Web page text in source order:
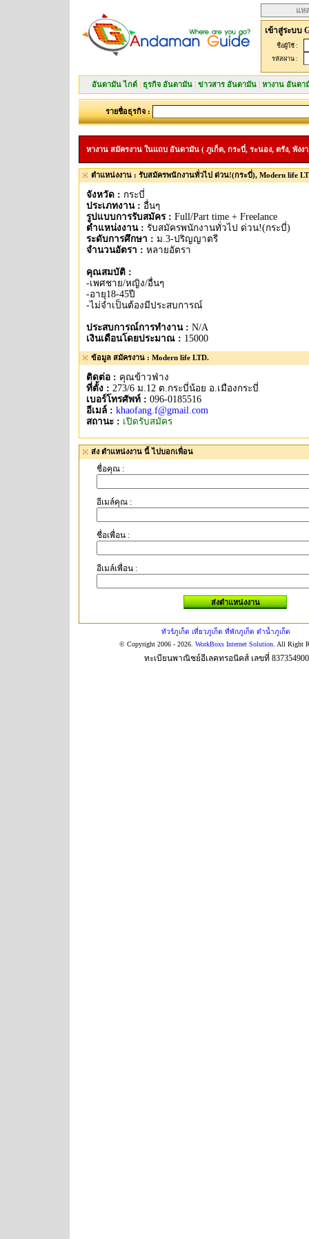
แห
เข้าสู่ระบบ
ชื่อผู้ใช้ :
รหัสผ่าน :
อันดามัน ไกด์ | ธุรกิจ อันดามัน | ข่าวสาร อันดามัน | หางาน อันดา
รายชื่อธุรกิจ :
หางาน สมัครงาน ในแถบ อันดามัน ( ภูเก็ต, กระบี่, ระนอง, ตรัง, พังง
ตำแหน่งงาน : รับสมัครพนักงานทั่วไป ด่วน!(กระบี่), Modern life
จังหวัด : กระบี่
ประเภทงาน : อื่นๆ
รูปแบบการรับสมัคร : Full/Part time + Freelance
ตำแหน่งงาน : รับสมัครพนักงานทั่วไป ด่วน!(กระบี่)
ระดับการศึกษา : ม.3-ปริญญาตรี
จำนวนอัตรา : หลายอัตรา
คุณสมบัติ :
-เพศชาย/หญิง/อื่นๆ
-อายุ18-45ปี
-ไม่จำเป็นต้องมีประสบการณ์
ประสบการณ์การทำงาน : N/A
เงินเดือนโดยประมาณ : 15000
ข้อมูล สมัครงาน : Modern life LTD.
ติดต่อ : คุณข้าวฟ่าง
ที่ตั้ง : 273/6 ม.12 ต.กระบี่น้อย อ.เมืองกระบี่
เบอร์โทรศัพท์ : 096-0185516
อีเมล์ : khaofang.f@gmail.com
สถานะ : เปิดรับสมัคร
ส่ง ตำแหน่งงาน นี้ ไปบอกเพื่อน
ชื่อคุณ :
อีเมล์คุณ :
ชื่อเพื่อน :
อีเมล์เพื่อน :
ทัวร์ภูเก็ต เที่ยวภูเก็ต ที่พักภูเก็ต ดำน้ำภูเก็ต
© Copyright 2006 - 2026. WorkBoxs Internet Solution. All Right
ทะเบียนพาณิชย์อีเลคทรอนิคส์ เลขที่